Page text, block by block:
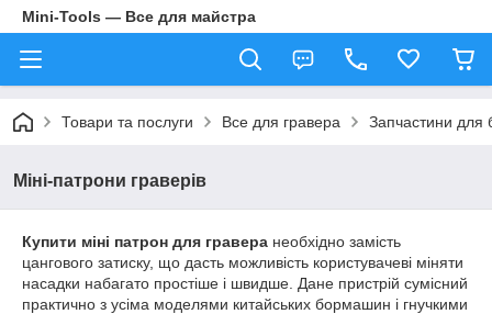
Mini-Tools — Все для майстра
Товари та послуги Все для гравера Запчастини для
Міні-патрони граверів
Купити міні патрон для гравера необхідно замість
цангового затиску, що дасть можливість користувачеві міняти
насадки набагато простіше і швидше. Дане пристрій сумісний
практично з усіма моделями китайських бормашин і гнучкими